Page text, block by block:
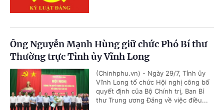
Ông Nguyễn Mạnh Hùng giữ chức Phó Bí thư
Thường trực Tỉnh ủy Vĩnh Long
(Chinhphu.vn) - Ngày 29/7, Tỉnh ủy
Vĩnh Long tổ chức Hội nghị công bố
quyết định của Bộ Chính trị, Ban Bí
thư Trung ương Đảng về việc điều...